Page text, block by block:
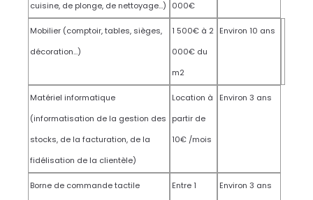
cuisine, de plonge, de nettoyage…) 000€
Mobilier (comptoir, tables, sièges,
décoration…)
1 500€ à 2
000€ du
m2
Environ 10 ans
Matériel informatique
(informatisation de la gestion des
stocks, de la facturation, de la
fidélisation de la clientèle)
Location à
partir de
10€ /mois
Environ 3 ans
Borne de commande tactile
Entre 1
Environ 3 ans